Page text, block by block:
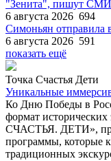
"Зенита", пишут СМИ
6 августа 2026 694
Симоньян отправила
6 августа 2026 591
показать ещё
Точка Счастья Дети
Уникальные
Ко Дню Победы в
формат
СЧАСТЬЯ. ДЕТИ»,
программы, которые
традиционных